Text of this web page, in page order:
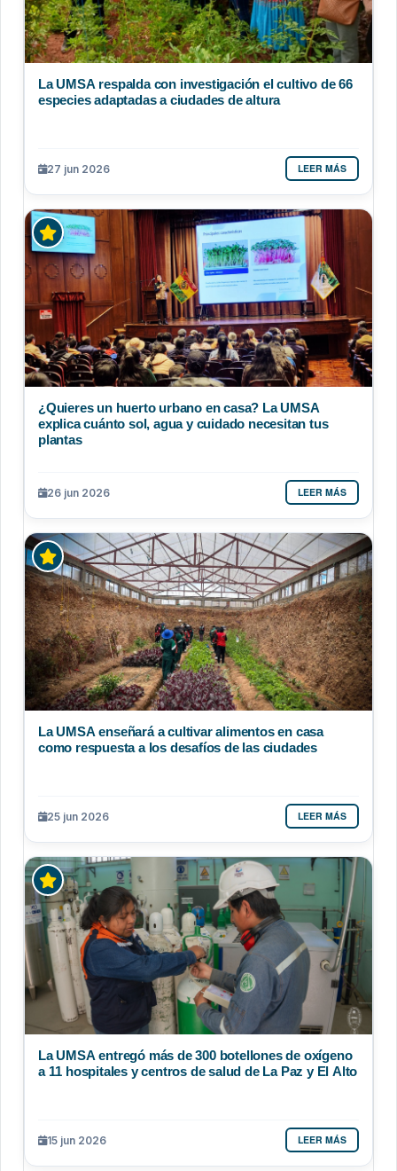
La UMSA respalda con investigación el cultivo de 66
especies adaptadas a ciudades de altura
27 jun 2026 LEER MÁS
¿Quieres un huerto urbano en casa? La UMSA
explica cuánto sol, agua y cuidado necesitan tus
plantas
26 jun 2026 LEER MÁS
La UMSA enseñará a cultivar alimentos en casa
como respuesta a los desafíos de las ciudades
25 jun 2026 LEER MÁS
La UMSA entregó más de 300 botellones de oxígeno
a 11 hospitales y centros de salud de La Paz y El Alto
15 jun 2026 LEER MÁS